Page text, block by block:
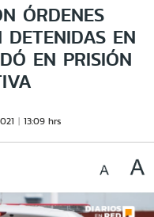
ÓRDENES
DETENIDAS EN
EN PRISIÓN
13:09 hrs